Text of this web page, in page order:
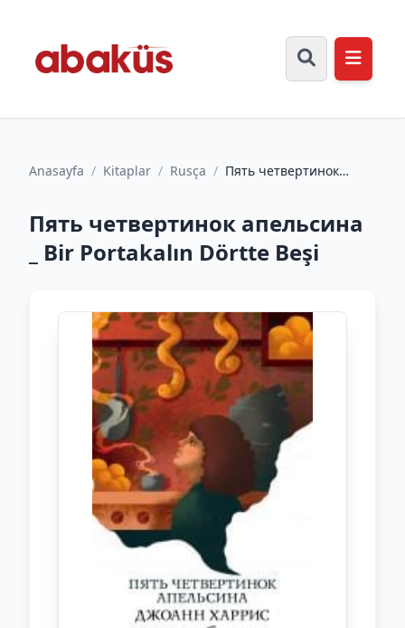
Anasayfa / Kitaplar / Rusça / Пять четвертинок
Пять четвертинок апельсина
_ Bir Portakalın Dörtte Beşi